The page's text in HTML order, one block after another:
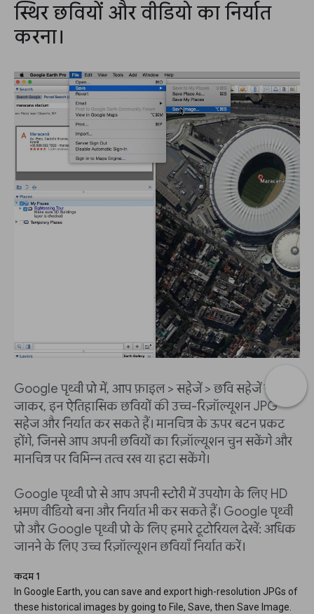
स्थिर छवियों और वीडियो का निर्यात
करना।
Google पृथ्वी प्रो में, आप फ़ाइल > सहेजें > छवि सहेजें पर
जाकर, इन ऐतिहासिक छवियों की उच्च-रिज़ॉल्यूशन JPG
सहेज और निर्यात कर सकते हैं। मानचित्र के ऊपर बटन प्रकट
होंगे, जिनसे आप अपनी छवियों का रिज़ॉल्यूशन चुन सकेंगे और
मानचित्र पर विभिन्न तत्व रख या हटा सकेंगे।
Google पृथ्वी प्रो से आप अपनी स्टोरी में उपयोग के लिए HD
भ्रमण वीडियो बना और निर्यात भी कर सकते हैं। Google पृथ्वी
प्रो और Google पृथ्वी प्रो के लिए हमारे टूटोरियल देखें: अधिक
जानने के लिए उच्च रिज़ॉल्यूशन छवियाँ निर्यात करें।
कदम 1
In Google Earth, you can save and export high-resolution JPGs of
these historical images by going to File, Save, then Save Image.